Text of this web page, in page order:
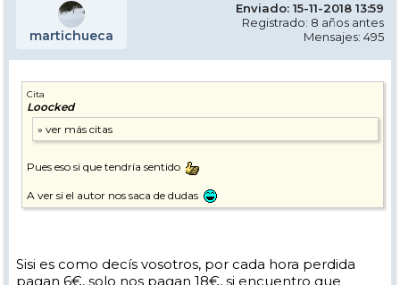
martichueca
Enviado: 15-11-2018 13:59
Registrado: 8 años antes
Mensajes: 495
Cita
Loocked
Pues eso si que tendría sentido
A ver si el autor nos saca de dudas
Sisi es como decís vosotros, por cada hora perdida
pagan 6€, solo nos pagan 18€, si encuentro que